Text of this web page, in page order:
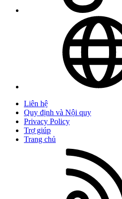
Liên hệ
Quy định và Nội quy
Privacy Policy
Trợ giúp
Trang chủ